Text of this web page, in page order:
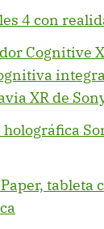
4 con
Cognitive
XR de
tableta